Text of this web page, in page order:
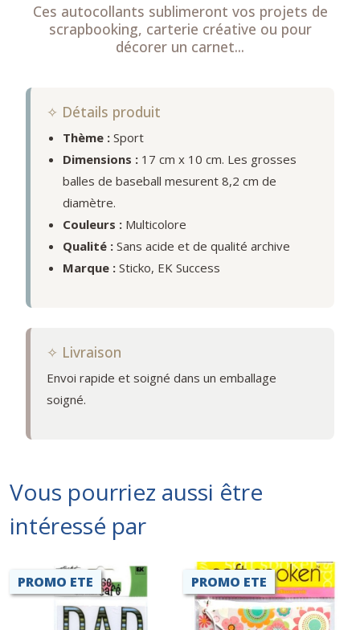
Ces autocollants sublimeront vos projets de
scrapbooking, carterie créative ou pour
décorer un carnet...
✧ Détails produit
Thème : Sport
Dimensions : 17 cm x 10 cm. Les grosses
balles de baseball mesurent 8,2 cm de
diamètre.
Couleurs : Multicolore
Qualité : Sans acide et de qualité archive
Marque : Sticko, EK Success
✧ Livraison
Envoi rapide et soigné dans un emballage
soigné.
Vous pourriez aussi être
intéressé par
PROMO ETE PROMO ETE